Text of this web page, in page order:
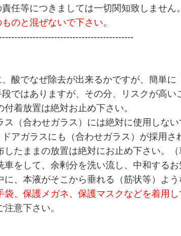
被膜復元コーティング
ノチューブ希釈液
ンナノチューブ配合帯電防止シャンプー
【泡吸着ダブル洗浄モデル】
プー【泡吸着ダブル洗浄モデル】
吸着ダブル洗浄モデル】
任等につきましては一切関知致しません。
のと混ぜないで下さい。
酸でなぜ除去が出来るかですが、簡単に
ではありますが、その分、リスクが高い
付着放置は絶対お止め下さい。
ス（合わせガラス）には絶対に使用しない
アガラスにも（合わせガラス）が採用さ
したままの放置は絶対にお止め下さい。
車をして、余剰分を洗い流し、中和する
に、本液がそこから垂れる（筋状等）よ
袋、保護メガネ、保護マスクなどを着用し
注意下さい。